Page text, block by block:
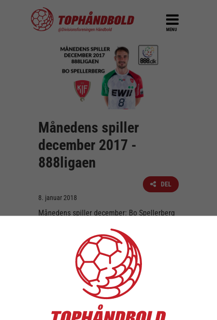
MENU
Månedens spiller
december 2017 -
888ligaen
DEL
8. januar 2018
Månedens spiller december: Bo Spellerberg
Han kan endnu – den gamle :o)
KIF Kolding Københavns alsidige venstre
back, Bo Spellerberg, strålede over alle i
888ligaen i december. Over fem kampe
bidrog han blandt andet med 25 mål i frit
spil, 13 straffekast af 14 mulige, 20 assists
og 5 tilkæmpede straffekast.
Imponerende godt gået af den 38-årige